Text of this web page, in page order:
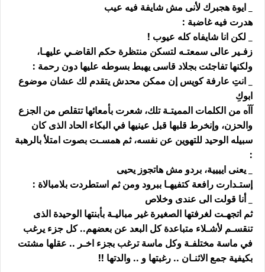
_ ايوة هجبرك لأنى مش شايفة فيه عيب
هدرت فيه غاضبة :
_ لكن انا شايفاه كله عيوب !
زفـير عالى سمعتـه لتسكن منتظرة حكم القاضـي عليهـا،
ولكنها تفاجئت بجلاد قاسى يهبط بسوطه عليها دون رحمة :
_ انتِ عارفة كويس إن ممكن محدش يتقدم لك عشان موضوع
ابوكِ
آآه من الكلمات المميتـة تلك، شعرت بأمعائها تتقلص من الجزع
والحزن، وإنخرط قلبها قبل عينيها في البكاء الحاد الذى كان
سبيله الوحيد للتهوين عن نفسه، ثم همسـت بصوت امتلأ بالرهبة
:
_ يعنى ايييية، بردو مش هاتجوز يحيى
إستـدارت رافعة كتفيهـا ببرود ومن ثم استطردت بلامبالاة :
_ أنا قولت الى عندى وخلاص
ثم اتجهـت لغرفتها الصغيرة غير مباليـة بأبنتها الوحيدة الذى
تنقسـم لأشـلاء متباعدة كل البعد عن بعضهم.. كل جزء يرغب
في ماسة مختلفـة وكل ماسة ترغب بجزء اخـر .. عقلها مشتت
بكيفية جمع الاثنـان .. رغبتها و .. والدتها !!